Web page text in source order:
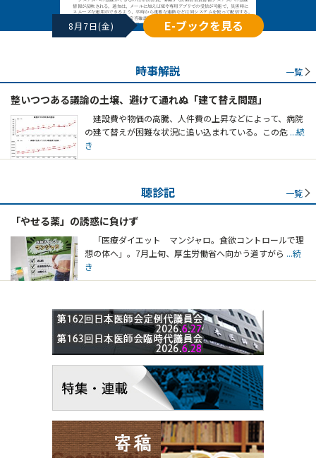
8月7日(金) E-ブックを見る
時事解説 一覧
整いつつある議論の土壌、避けて通れぬ「建て替え問題」
建設費や物価の高騰、人件費の上昇などによって、病院
の建て替えが困難な状況に追い込まれている。この危 ...続
き
聴診記 一覧
「やせる薬」の誘惑に負けず
「医療ダイエット マンジャロ。食欲コントロールで理
想の体へ」。7月上旬、厚生労働省へ向かう道すがら ...続
き